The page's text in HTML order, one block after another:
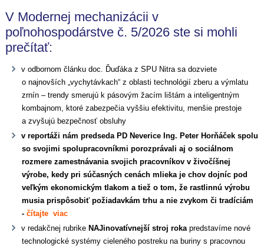
V Modernej mechanizácii v
poľnohospodárstve č. 5/2026 ste si mohli
prečítať:
v odbornom článku doc. Ďuďáka z SPU Nitra sa dozviete
o najnovších „vychytávkach“ z oblasti technológií zberu a výmlatu
zrnín – trendy smerujú k pásovým žacím lištám a inteligentným
kombajnom, ktoré zabezpečia vyššiu efektivitu, menšie prestoje
a zvyšujú bezpečnosť obsluhy
v reportáži nám predseda PD Neverice Ing. Peter Horňáček spolu
so svojimi spolupracovníkmi porozprávali aj o sociálnom
rozmere zamestnávania svojich pracovníkov v živočíšnej
výrobe, kedy pri súčasných cenách mlieka je chov dojníc pod
veľkým ekonomickým tlakom a tiež o tom, že rastlinnú výrobu
musia prispôsobiť požiadavkám trhu a nie zvykom či tradíciám
-čítajte viac
v redakčnej rubrike NAJinovatívnejší stroj rokapredstavíme nové
technologické systémy cieleného postreku na buriny s pracovnou